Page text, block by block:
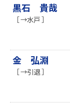
黒石 貴哉
［ →水戸 ］
金 弘淵
［ →引退 ］